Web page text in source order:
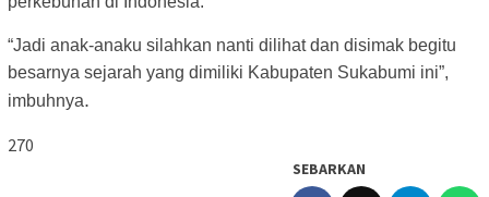
“Jadi anak-anaku silahkan nanti dilihat dan disimak begitu
besarnya sejarah yang dimiliki Kabupaten Sukabumi ini”,
imbuhnya.
270
SEBARKAN